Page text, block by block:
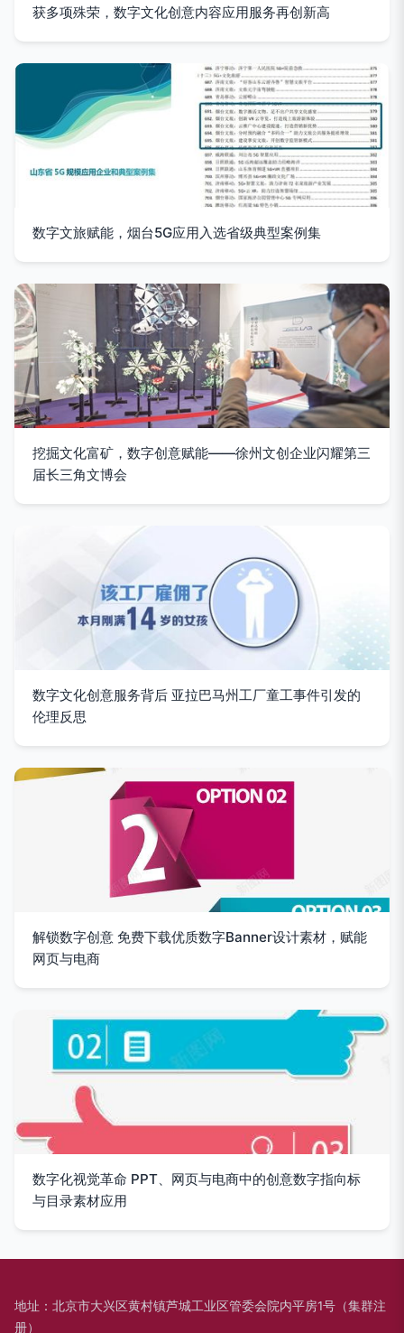
获多项殊荣，数字文化创意内容应用服务再创新高
数字文旅赋能，烟台5G应用入选省级典型案例集
挖掘文化富矿，数字创意赋能——徐州文创企业闪耀第三
届长三角文博会
数字文化创意服务背后 亚拉巴马州工厂童工事件引发的
伦理反思
解锁数字创意 免费下载优质数字Banner设计素材，赋能
网页与电商
数字化视觉革命 PPT、网页与电商中的创意数字指向标
与目录素材应用
地址：北京市大兴区黄村镇芦城工业区管委会院内平房1号（集群注
册）